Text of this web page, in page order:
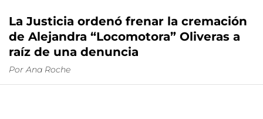
La Justicia ordenó frenar la cremación
de Alejandra “Locomotora” Oliveras a
raíz de una denuncia
Por Ana Roche